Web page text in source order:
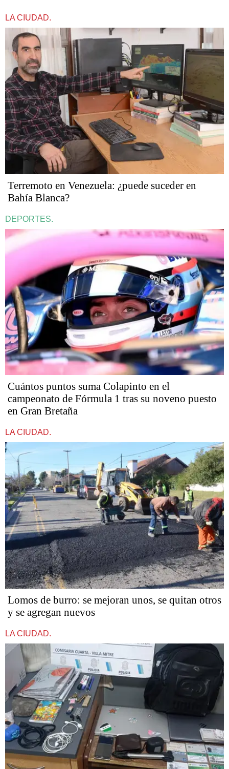
LA CIUDAD.
Terremoto en Venezuela: ¿puede suceder en
Bahía Blanca?
DEPORTES.
Cuántos puntos suma Colapinto en el
campeonato de Fórmula 1 tras su noveno puesto
en Gran Bretaña
LA CIUDAD.
Lomos de burro: se mejoran unos, se quitan otros
y se agregan nuevos
LA CIUDAD.